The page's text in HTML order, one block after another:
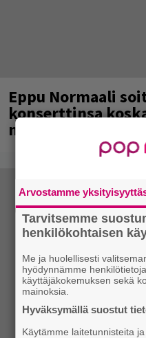
Eppu Normaali
konserttinsa
nyt dokumentti
Arvostamme
Tarvitsemme
henkilökohtaisen
Me ja huolellisesti
hyödynnämme
käyttäjäkokemuksen sekä
mainoksia.
Hyväksymällä suostut
Käytämme laitetunnisteita